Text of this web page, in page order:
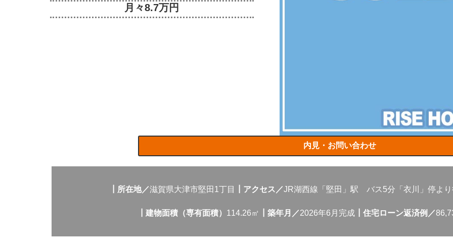
月々8.7万円
内見・お問い合わせ
┃所在地／滋賀県大津市堅田1丁目 ┃アクセス／JR湖西線「堅田」駅 バス5分「衣川」停より
┃建物面積（専有面積） 114.26㎡ ┃築年月／2026年6月完成┃住宅ローン返済例／